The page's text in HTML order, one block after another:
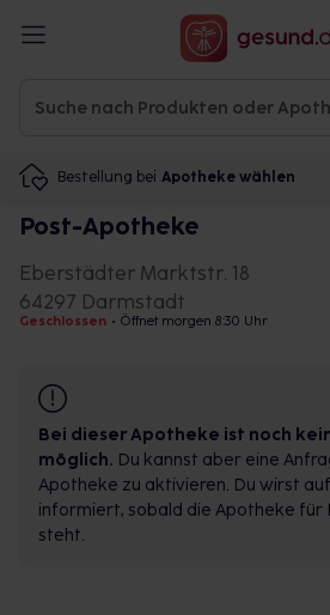
Bestellung bei Apotheke wählen
Post-Apotheke
Eberstädter Marktstr. 18
64297 Darmstadt
Geschlossen • Öffnet morgen 8:30 Uhr
Bei dieser Apotheke ist noch
möglich. Du kannst aber eine
Apotheke zu aktivieren. Du wirst
informiert, sobald die Apotheke für
steht.